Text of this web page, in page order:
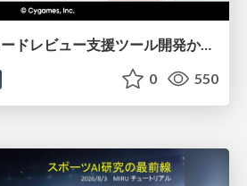
【CEDEC2026】コードレビュー支援ツール開発から学ぶ：LLMを用いた業務システムの実践的な運用設計と誤出力対策
0 550